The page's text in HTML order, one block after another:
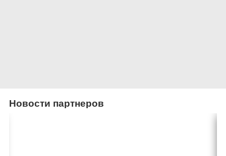
Новости партнеров